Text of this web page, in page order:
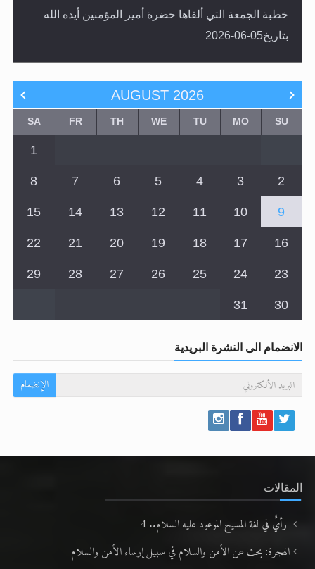
خطبة الجمعة التي ألقاها حضرة أمير المؤمنين أيده الله
بتاريخ05-06-2026
AUGUST 2026
SA
1
2
3
4
5
6
7
8
9
10
11
12
13
14
15
16
17
18
19
20
21
22
23
24
الانضمام الى النشرة البريدية
المقالات
رأيٌ في لغة المسيح الموعود عليه السلام.. 4